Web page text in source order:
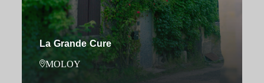
La Grande Cure
MOLOY